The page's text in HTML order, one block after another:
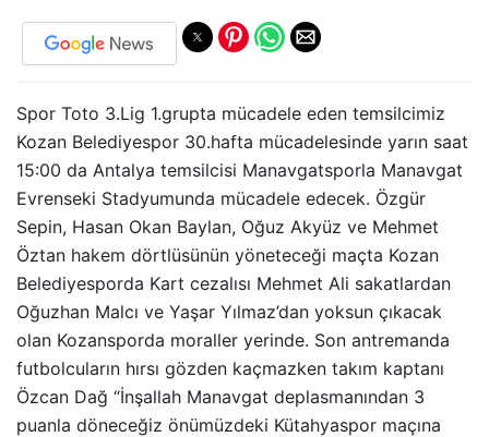
Spor Toto 3.Lig 1.grupta mücadele eden temsilcimiz
Kozan Belediyespor 30.hafta mücadelesinde yarın saat
15:00 da Antalya temsilcisi Manavgatsporla Manavgat
Evrenseki Stadyumunda mücadele edecek. Özgür
Sepin, Hasan Okan Baylan, Oğuz Akyüz ve Mehmet
Öztan hakem dörtlüsünün yöneteceği maçta Kozan
Belediyesporda Kart cezalısı Mehmet Ali sakatlardan
Oğuzhan Malcı ve Yaşar Yılmaz’dan yoksun çıkacak
olan Kozansporda moraller yerinde. Son antremanda
futbolcuların hırsı gözden kaçmazken takım kaptanı
Özcan Dağ “İnşallah Manavgat deplasmanından 3
puanla döneceğiz önümüzdeki Kütahyaspor maçına